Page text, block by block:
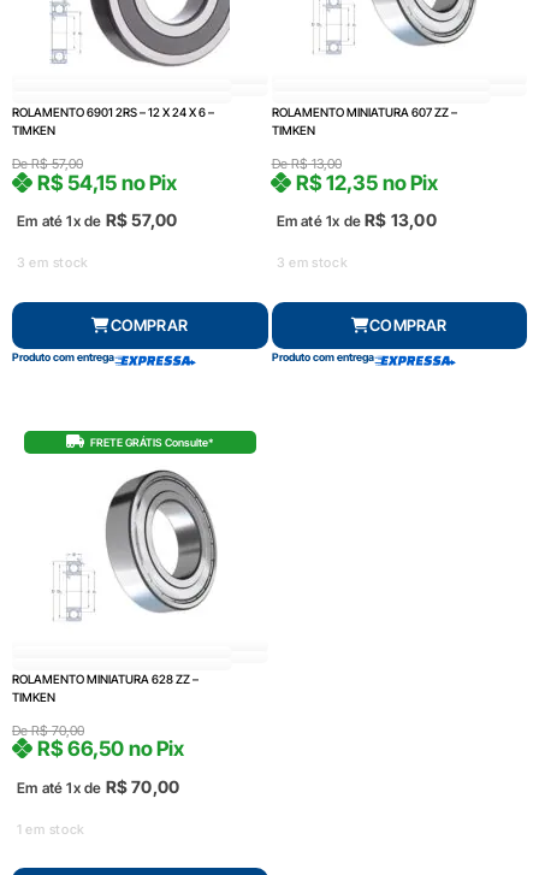
ROLAMENTO 6901 2RS – 12 X 24 X 6 –
TIMKEN
DeR$57,00
Em até 1x de R$57,00
R$54,15 no Pix
3 em stock
COMPRAR
Produto com entrega
ROLAMENTO MINIATURA 607 ZZ –
TIMKEN
DeR$13,00
Em até 1x de R$ 13,00
R$12,35 no Pix
3 em stock
COMPRAR
Produto com entrega
FRETE GRÁTIS Consulte*
ROLAMENTO MINIATURA 628 ZZ –
TIMKEN
DeR$70,00
Em até 1x de R$70,00
R$66,50 no Pix
1 em stock